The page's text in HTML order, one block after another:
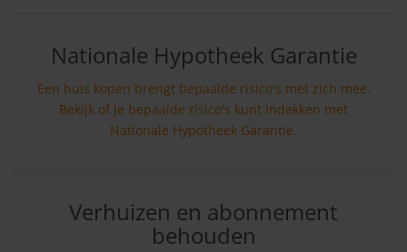
Nationale Hypotheek Garantie
Een huis kopen brengt bepaalde risico's met zich mee.
Bekijk of je bepaalde risico's kunt indekken met
Nationale Hypotheek Garantie.
Verhuizen en abonnement
behouden